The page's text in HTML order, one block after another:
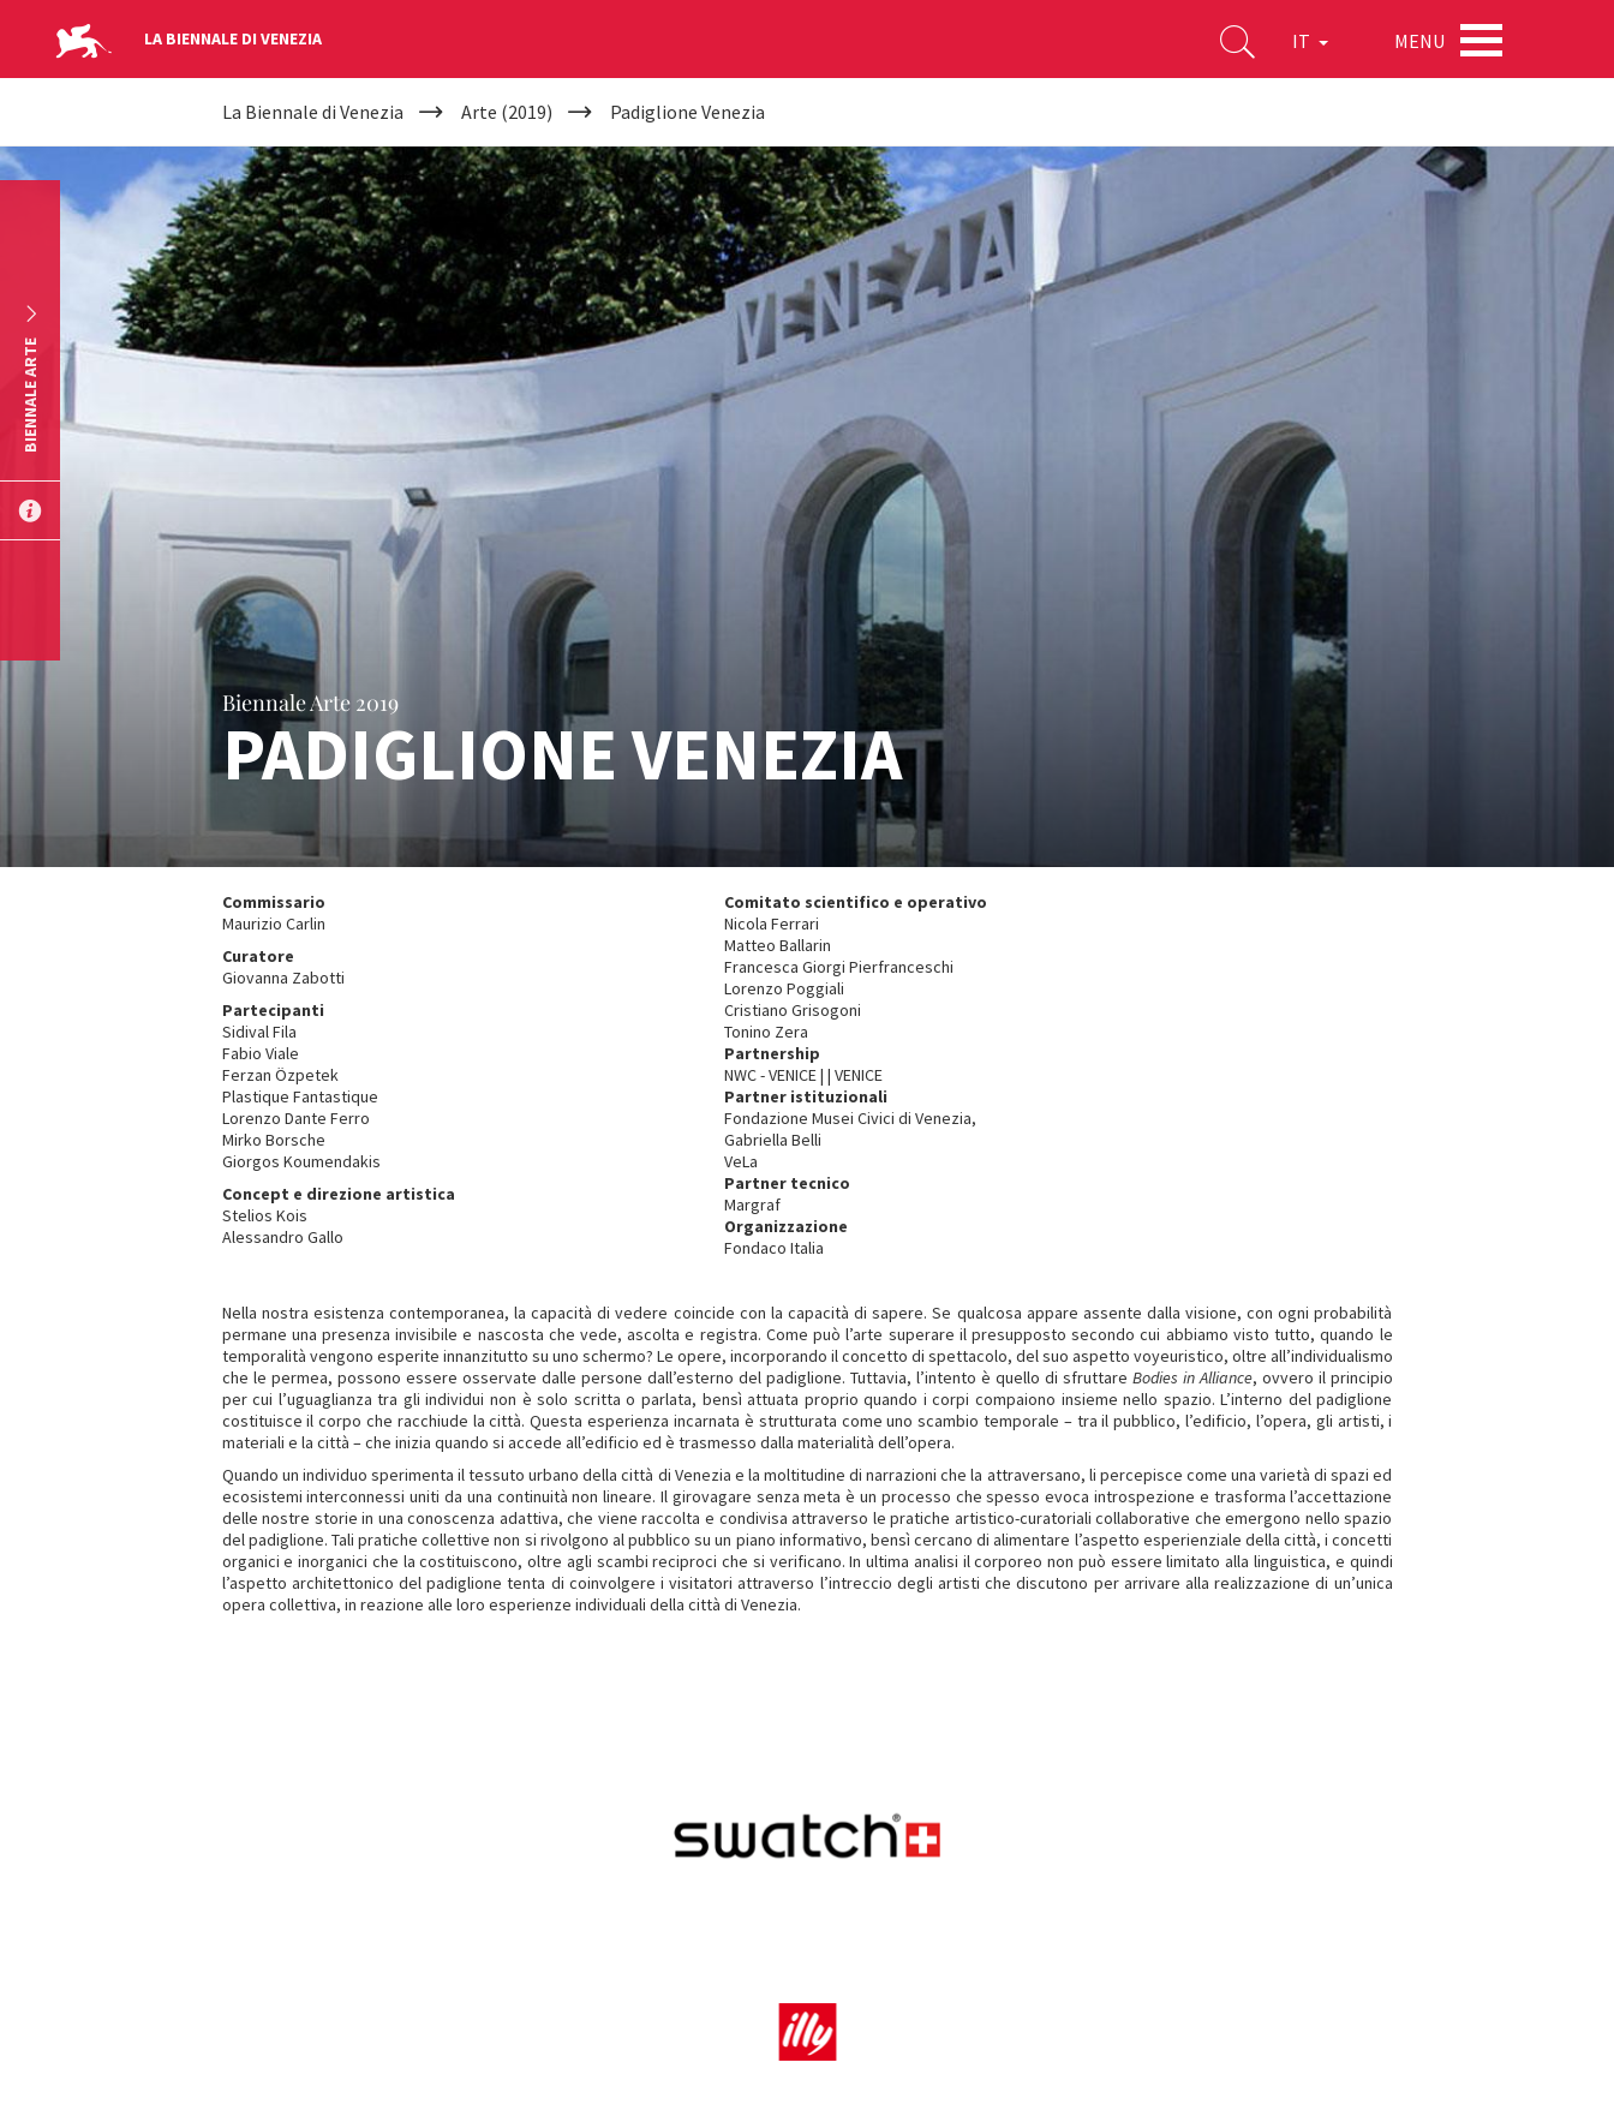
LA BIENNALE DI VENEZIA IT MENU
YOUR
ARE
HERE
La Biennale di Venezia Arte (2019) Padiglione Venezia
Biennale Arte 2019
PADIGLIONE VENEZIA
Commissario
Maurizio Carlin
Curatore
Giovanna Zabotti
Partecipanti
Sidival Fila
Fabio Viale
Ferzan Özpetek
Plastique Fantastique
Lorenzo Dante Ferro
Mirko Borsche
Giorgos Koumendakis
Concept e direzione artistica
Stelios Kois
Alessandro Gallo
Comitato scientifico e operativo
Nicola Ferrari
Matteo Ballarin
Francesca Giorgi Pierfranceschi
Lorenzo Poggiali
Cristiano Grisogoni
Tonino Zera
Partnership
NWC - VENICE | | VENICE
Partner istituzionali
Fondazione Musei Civici di Venezia,
Gabriella Belli
VeLa
Partner tecnico
Margraf
Organizzazione
Fondaco Italia
Nella nostra esistenza contemporanea, la capacità di vedere coincide con la capacità di sapere. Se qualcosa appare assente dalla visione, con ogni probabilità
permane una presenza invisibile e nascosta che vede, ascolta e registra. Come può l’arte superare il presupposto secondo cui abbiamo visto tutto, quando le
temporalità vengono esperite innanzitutto su uno schermo? Le opere, incorporando il concetto di spettacolo, del suo aspetto voyeuristico, oltre all’individualismo
che le permea, possono essere osservate dalle persone dall’esterno del padiglione. Tuttavia, l’intento è quello di sfruttare Bodies in Alliance, ovvero il principio
per cui l’uguaglianza tra gli individui non è solo scritta o parlata, bensì attuata proprio quando i corpi compaiono insieme nello spazio. L’interno del padiglione
costituisce il corpo che racchiude la città. Questa esperienza incarnata è strutturata come uno scambio temporale – tra il pubblico, l’edificio, l’opera, gli artisti, i
materiali e la città – che inizia quando si accede all’edificio ed è trasmesso dalla materialità dell’opera.
Quando un individuo sperimenta il tessuto urbano della città di Venezia e la moltitudine di narrazioni che la attraversano, li percepisce come una varietà di spazi ed
ecosistemi interconnessi uniti da una continuità non lineare. Il girovagare senza meta è un processo che spesso evoca introspezione e trasforma l’accettazione
delle nostre storie in una conoscenza adattiva, che viene raccolta e condivisa attraverso le pratiche artistico-curatoriali collaborative che emergono nello spazio
del padiglione. Tali pratiche collettive non si rivolgono al pubblico su un piano informativo, bensì cercano di alimentare l’aspetto esperienziale della città, i concetti
organici e inorganici che la costituiscono, oltre agli scambi reciproci che si verificano. In ultima analisi il corporeo non può essere limitato alla linguistica, e quindi
l’aspetto architettonico del padiglione tenta di coinvolgere i visitatori attraverso l’intreccio degli artisti che discutono per arrivare alla realizzazione di un’unica
opera collettiva, in reazione alle loro esperienze individuali della città di Venezia.
BIENNALE ARTE